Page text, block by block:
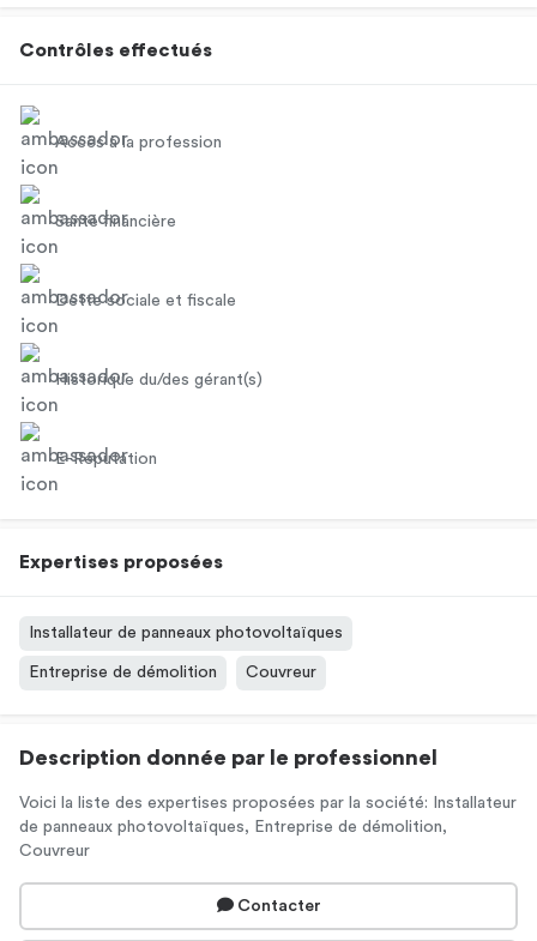
Contrôles effectués
Accès à la profession
Santé financière
Dette sociale et fiscale
Historique du/des gérant(s)
E-Réputation
Expertises proposées
Installateur de panneaux photovoltaïques
Entreprise de démolition Couvreur
Description donnée par le professionnel
Voici la liste des expertises proposées par la société: Installateur
de panneaux photovoltaïques, Entreprise de démolition,
Couvreur
Contacter